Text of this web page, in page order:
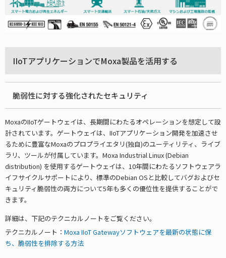
IIoTアプリケーションでMoxa製品を活用する
脆弱性に対する強化されたセキュリティ
MoxaのIIoTゲートウェイは、長期間にわたるオペレーションを想定して設
計されています。ゲートウェイは、IIoTアプリケーション開発を加速させ
るために豊富なMoxaのプロプライエタリ(独自)のユーティリティ、ライブ
ラリ、ツールが付属しています。Moxa Industrial Linux (Debian
distribution) を使用するゲートウェイは、10年間にわたるソフトウェアラ
イフサイクルサポートにより、標準のDebian OSと比較してバグおよびセ
キュリティ脆弱性の両方について5年も多くの優位性を提供することがで
きます。
詳細は、下記のテクニカルノートをご覧ください。
テクニカルノート： Moxa IIoT Gatewayソフトウェアを最新の状態に保
ち、脆弱性を排除する方法